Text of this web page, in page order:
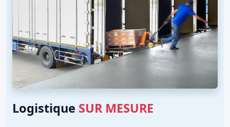
Logistique SUR MESURE